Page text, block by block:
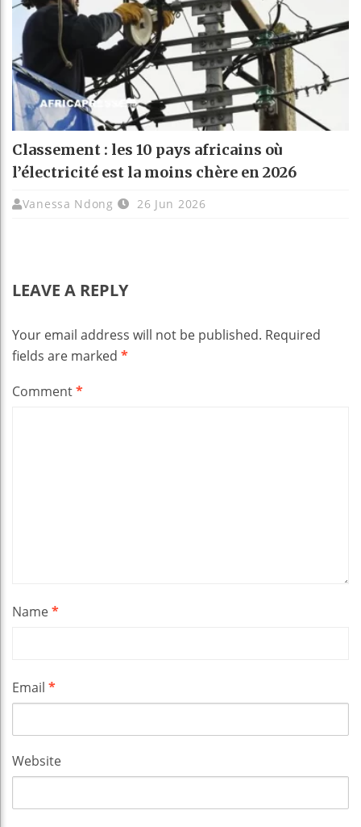
Classement : les 10 pays africains où
l’électricité est la moins chère en 2026
Vanessa Ndong 26 Jun 2026
LEAVE A REPLY
Your email address will not be published. Required
fields are marked *
Comment*
Name*
Email *
Website